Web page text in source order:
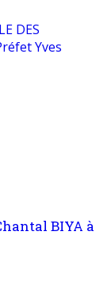
DES
Yves
BIYA à